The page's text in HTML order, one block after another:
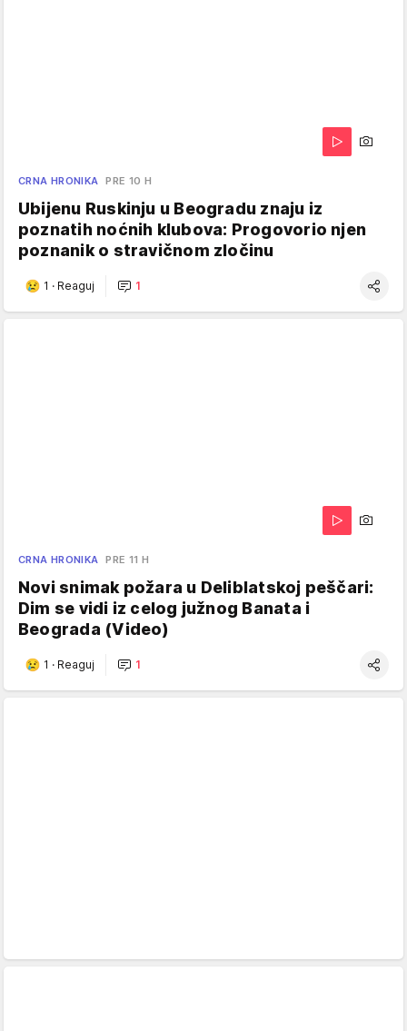
CRNA HRONIKA PRE 10 H
Ubijenu Ruskinju u Beogradu znaju iz
poznatih noćnih klubova: Progovorio njen
poznanik o stravičnom zločinu
1 · Reaguj 1
CRNA HRONIKA PRE 11 H
Novi snimak požara u Deliblatskoj peščari:
Dim se vidi iz celog južnog Banata i
Beograda (Video)
1 · Reaguj 1